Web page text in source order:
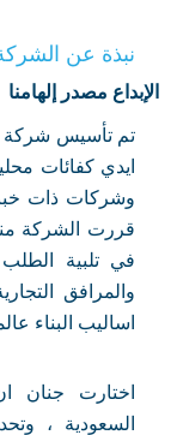
نبذة عن
الإبداع مصدر إلهامنا
ايدي كفائات
وشركات ذات
قررت الشركة
في تلبية
والمرافق
اساليب البناء
اختارت جنان
السعودية ،